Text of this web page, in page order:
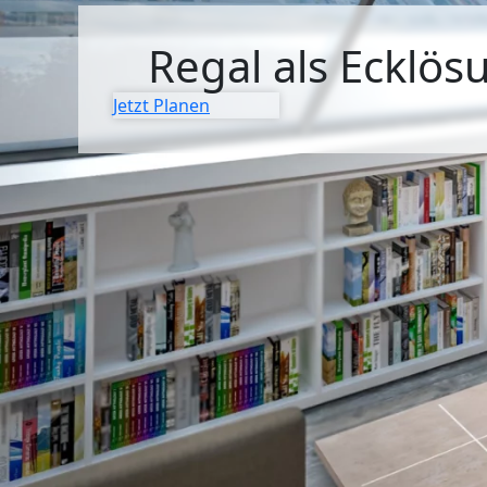
Regal als
Jetzt Planen
SIDEBOARDS
LOWBOARDS
TV-MÖBEL
FLURMÖBEL
VITRINEN
ECKLÖSUNGEN
SCHIEBETÜREN & SCHIEBETÜRSCHRÄNKE
APOTHEKERSCHRANK